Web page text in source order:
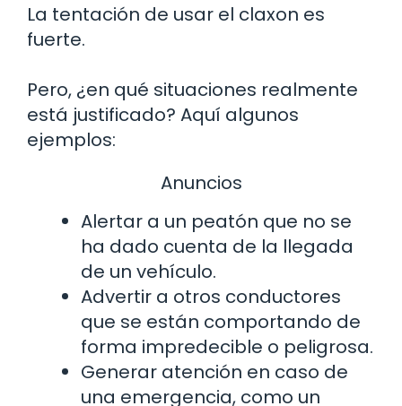
La tentación de usar el claxon es
fuerte.
Pero, ¿en qué situaciones realmente
está justificado? Aquí algunos
ejemplos:
Anuncios
Alertar a un peatón que no se
ha dado cuenta de la llegada
de un vehículo.
Advertir a otros conductores
que se están comportando de
forma impredecible o peligrosa.
Generar atención en caso de
una emergencia, como un